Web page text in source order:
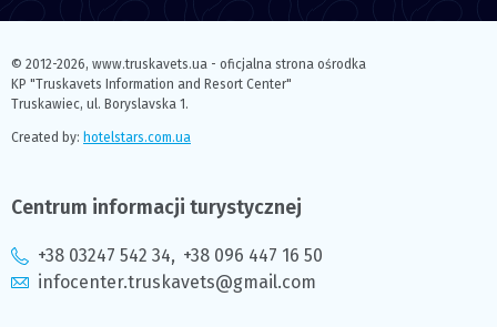
© 2012-2026, www.truskavets.ua - oficjalna strona ośrodka
KP "Truskavets Information and Resort Center"
Truskawiec, ul. Boryslavska 1.
Created by: hotelstars.com.ua
Centrum informacji turystycznej
+38 03247 542 34, +38 096 447 16 50
infocenter.truskavets@gmail.com